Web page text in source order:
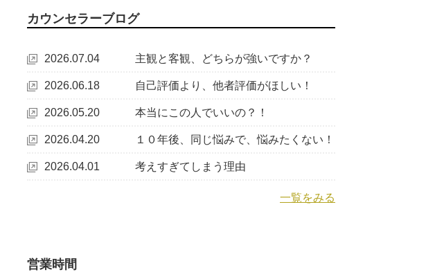
カウンセラーブログ
2026.07.04 主観と客観、どちらが強いですか？
2026.06.18 自己評価より、他者評価がほしい！
2026.05.20 本当にこの人でいいの？！
2026.04.20 １０年後、同じ悩みで、悩みたくない！
2026.04.01 考えすぎてしまう理由
一覧をみる
営業時間